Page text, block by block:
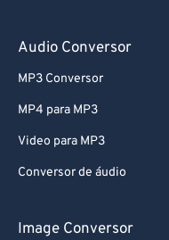
Audio Conversor
MP3 Conversor
MP4 para MP3
Video para MP3
Conversor de áudio
Image Conversor